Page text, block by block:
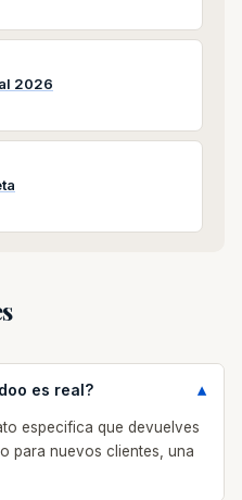
2026
es real?
especifica que devuelves
para nuevos clientes, una